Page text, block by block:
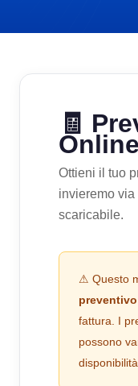
🧾
Online
Ottieni il tuo
invieremo
scaricabile.
⚠ Questo
fattura. I
possono
disponibilità.